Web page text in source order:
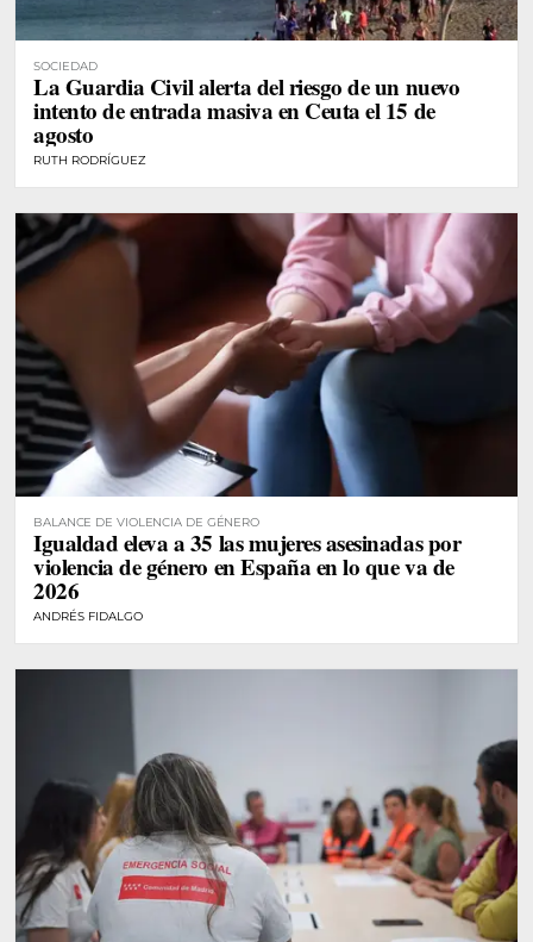
SOCIEDAD
La Guardia Civil alerta del riesgo de un nuevo
intento de entrada masiva en Ceuta el 15 de
agosto
RUTH RODRÍGUEZ
BALANCE DE VIOLENCIA DE GÉNERO
Igualdad eleva a 35 las mujeres asesinadas por
violencia de género en España en lo que va de
2026
ANDRÉS FIDALGO